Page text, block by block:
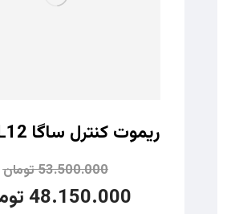
ریموت کنترل ساگا L12
53.500.000تومان
48.150.000